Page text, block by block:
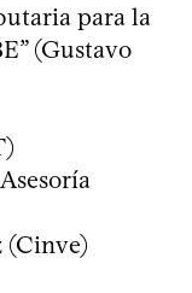
para la
(Gustavo
(Cinve)